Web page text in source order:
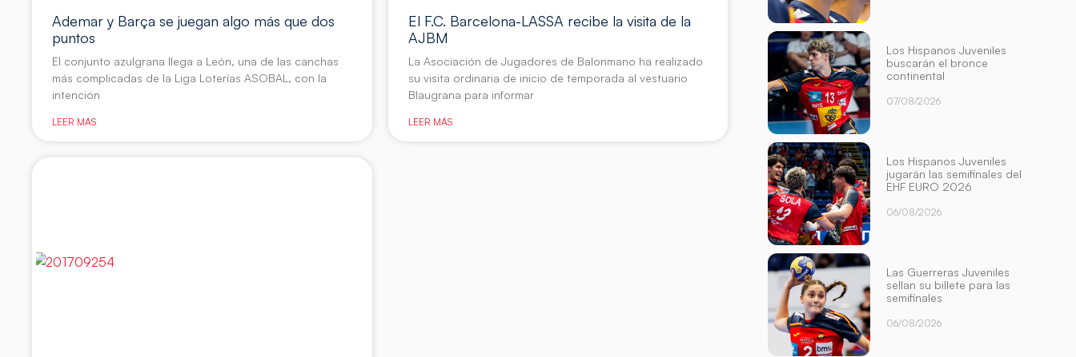
Ademar y Barça se juegan algo más que dos
puntos
El conjunto azulgrana llega a León, una de las canchas
más complicadas de la Liga Loterías ASOBAL, con la
intención
LEER MÁS
El F.C. Barcelona-LASSA recibe la visita de la
AJBM
La Asociación de Jugadores de Balonmano ha realizado
su visita ordinaria de inicio de temporada al vestuario
Blaugrana para informar
LEER MÁS
Los Hispanos Juveniles
buscarán el bronce
continental
07/08/2026
Los Hispanos Juveniles
jugarán las semifinales del
EHF EURO 2026
06/08/2026
Las Guerreras Juveniles
sellan su billete para las
semifinales
06/08/2026